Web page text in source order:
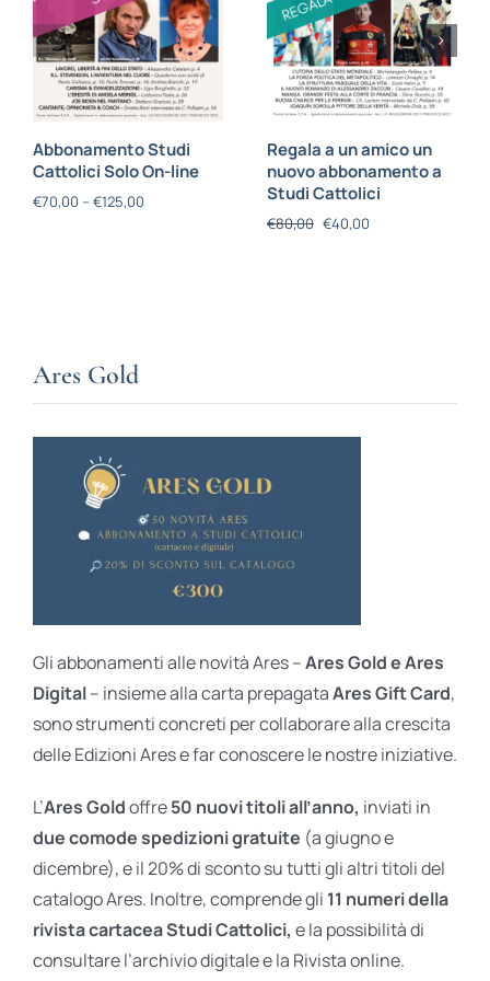
Abbonamento Studi
Cattolici Solo On-line
€70,00 – €125,00
Regala a un amico un
nuovo abbonamento a
Studi Cattolici
€80,00 €40,00
Ares Gold
Gli abbonamenti alle novità Ares –Ares Gold e Ares
Digital– insieme alla carta prepagataAres Gift Card,
sono strumenti concreti per collaborare alla crescita
delle Edizioni Ares e far conoscere le nostre iniziative.
L’Ares Goldoffre50 nuovi titoli all’anno, inviati in
due comode spedizioni gratuite (a giugno e
dicembre), e il 20% di sconto su tutti gli altri titoli del
catalogo Ares. Inoltre, comprende gli 11 numeri della
rivista cartacea Studi Cattolici, e la possibilità di
consultare l’archivio digitale e la Rivista online.